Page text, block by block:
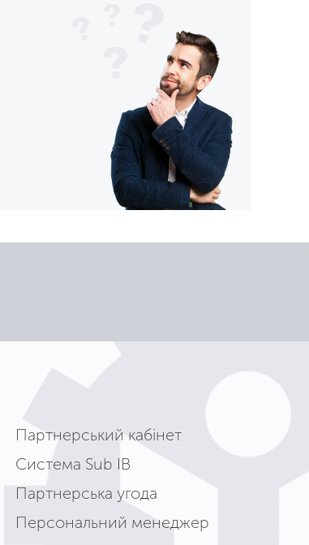
Партнерський кабінет
Система Sub IB
Партнерська угода
Персональний менеджер